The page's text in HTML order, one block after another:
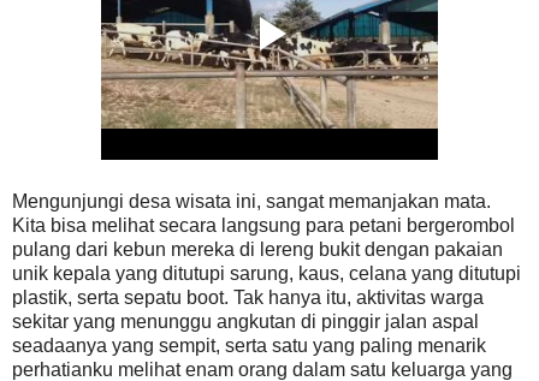
Mengunjungi desa wisata ini, sangat memanjakan mata.
Kita bisa melihat secara langsung para petani bergerombol
pulang dari kebun mereka di lereng bukit dengan pakaian
unik kepala yang ditutupi sarung, kaus, celana yang ditutupi
plastik, serta sepatu boot. Tak hanya itu, aktivitas warga
sekitar yang menunggu angkutan di pinggir jalan aspal
seadaanya yang sempit, serta satu yang paling menarik
perhatianku melihat enam orang dalam satu keluarga yang